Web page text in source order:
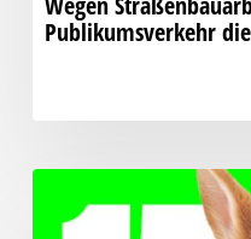
Publikumsverkehr
Oster-